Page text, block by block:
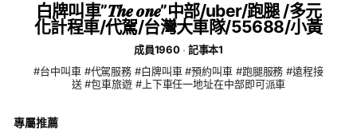
白牌叫車”𝑻𝒉𝒆 𝒐𝒏𝒆”中部/uber/跑腿 /多元
化計程車/代駕/台灣大車隊/55688/小黃
成員1960
記事本1
#台中叫車 #代駕服務 #白牌叫車 #預約叫車 #跑腿服務 #遠程接
送 #包車旅遊 #上下車任一地址在中部即可派車
專屬推薦